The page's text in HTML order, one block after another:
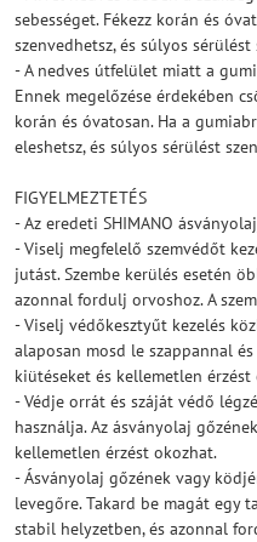
sebességet. Fékezz korán és
szenvedhetsz, és súlyos sérülést
- A nedves útfelület miatt a
Ennek megelőzése érdekében
korán és óvatosan. Ha a
eleshetsz, és súlyos sérülést
FIGYELMEZTETÉS
- Az eredeti SHIMANO
- Viselj megfelelő szemvédőt
jutást. Szembe kerülés esetén
azonnal fordulj orvoshoz. A
- Viselj védőkesztyűt kezelés
alaposan mosd le szappannal
kiütéseket és kellemetlen érzést
- Védje orrát és száját védő
használja. Az ásványolaj
kellemetlen érzést okozhat.
- Ásványolaj gőzének vagy
levegőre. Takard be magát egy
stabil helyzetben, és azonnal